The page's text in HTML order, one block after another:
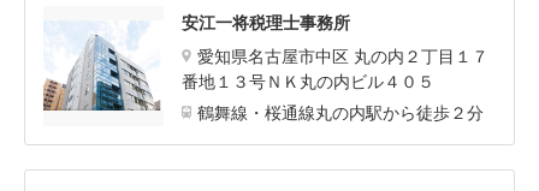
安江一将税理士事務所
愛知県名古屋市中区 丸の内２丁目１７
番地１３号ＮＫ丸の内ビル４０５
鶴舞線・桜通線丸の内駅から徒歩２分